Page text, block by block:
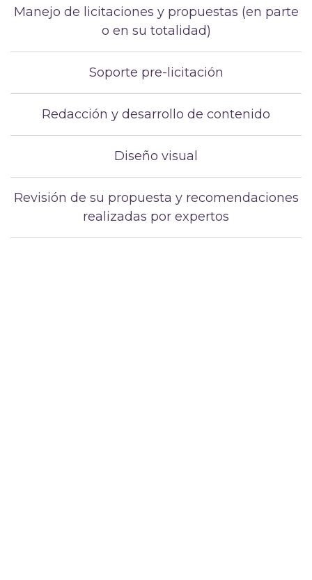
Manejo de licitaciones y propuestas (en parte
o en su totalidad)
Soporte pre-licitación
Redacción y desarrollo de contenido
Diseño visual
Revisión de su propuesta y recomendaciones
realizadas por expertos